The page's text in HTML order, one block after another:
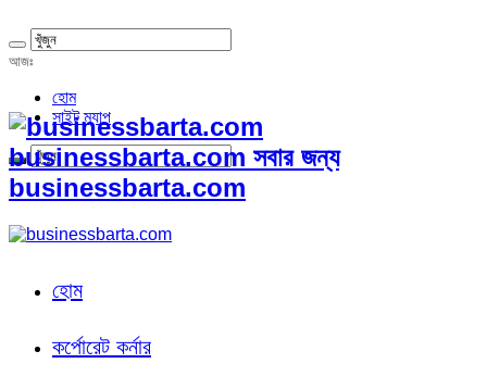
আজঃ
হোম
সাইট ম্যাপ
businessbarta.com সবার জন্য
businessbarta.com
হোম
কর্পোরেট কর্নার